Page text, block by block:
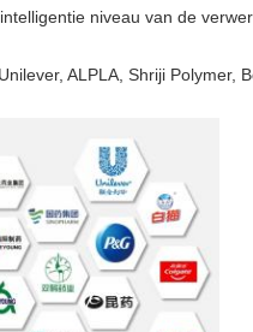
niveau van de
ALPLA, Shriji Polymer,